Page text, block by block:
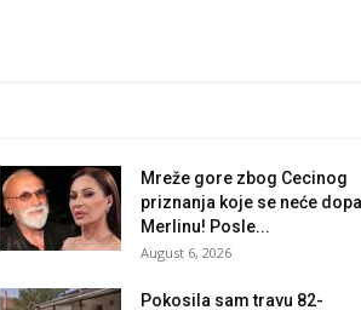
Mreže gore zbog Cecinog
priznanja koje se neće
Merlinu! Posle...
August 6, 2026
Pokosila sam travu 82-